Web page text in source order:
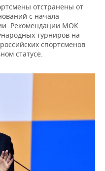
отстранены от
с начала
Рекомендации МОК
турниров на
спортсменов
статусе.